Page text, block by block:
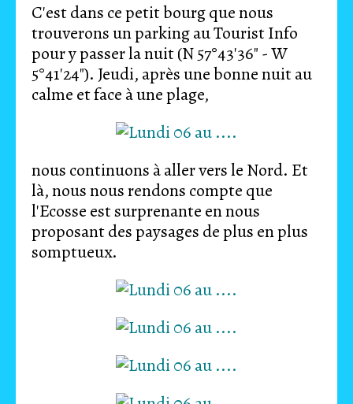
C'est dans ce petit bourg que nous
trouverons un parking au Tourist Info
pour y passer la nuit (N 57°43'36" - W
5°41'24"). Jeudi, après une bonne nuit au
calme et face à une plage,
nous continuons à aller vers le Nord. Et
là, nous nous rendons compte que
l'Ecosse est surprenante en nous
proposant des paysages de plus en plus
somptueux.